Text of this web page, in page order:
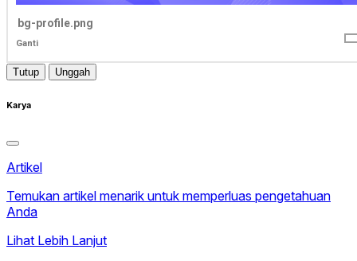
bg-profile.png
Ganti
Tutup Unggah
Karya
Artikel
Temukan artikel menarik untuk memperluas pengetahuan
Anda
Lihat Lebih Lanjut